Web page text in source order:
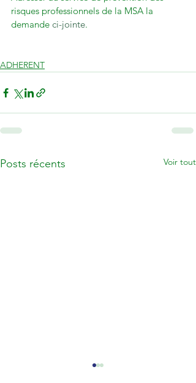
risques professionnels de la MSA la
demande ci-jointe.
ADHERENT
Posts récents Voir tout